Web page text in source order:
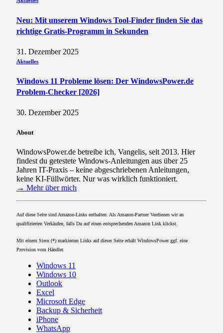
Neu: Mit unserem Windows Tool-Finder finden Sie das
richtige Gratis-Programm in Sekunden
31. Dezember 2025
Aktuelles
Windows 11 Probleme lösen: Der WindowsPower.de
Problem-Checker [2026]
30. Dezember 2025
About
WindowsPower.de betreibe ich, Vangelis, seit 2013. Hier
findest du getestete Windows-Anleitungen aus über 25
Jahren IT-Praxis – keine abgeschriebenen Anleitungen,
keine KI-Füllwörter. Nur was wirklich funktioniert.
→ Mehr über mich
Auf diese Seite sind Amazon-Links enthalten. Als Amazon-Partner Verdienen wir an
qualifizierten Verkäufen, falls Du auf einen entsprechenden Amazon Link klickst.
Mit einem Stern (*) markierten Links auf dieser Seite erhält WindowsPower ggf. eine
Provision vom Händler.
Windows 11
Windows 10
Outlook
Excel
Microsoft Edge
Backup & Sicherheit
iPhone
WhatsApp